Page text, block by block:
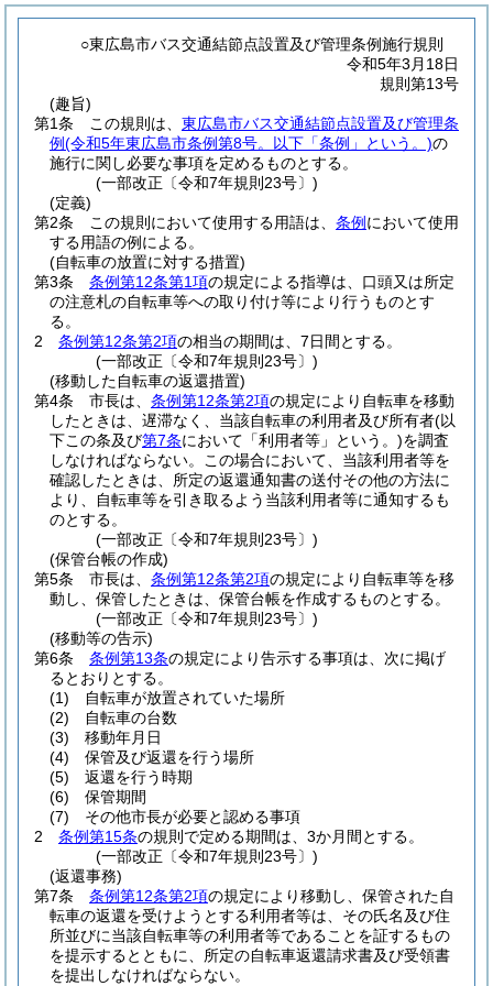
○東広島市バス交通結節点設置及び管理条例施行規則
令和5年3月18日
規則第13号
(趣旨)
第1条
この規則は、 東広島市バス交通結節点設置及び管理条
例(令和5年東広島市条例第8号。以下「条例」という。)の
施行に関し必要な事項を定めるものとする。
(一部改正〔令和7年規則23号〕)
(定義)
第2条
この規則において使用する用語は、 条例 において使用
する用語の例による。
(自転車の放置に対する措置)
第3条
条例第12条第1項の規定による指導は、口頭又は所定
の注意札の自転車等への取り付け等により行うものとす
る。
2
条例第12条第2項の相当の期間は、7日間とする。
(一部改正〔令和7年規則23号〕)
(移動した自転車の返還措置)
第4条
市長は、 条例第12条第2項の規定により自転車を移動
したときは、遅滞なく、当該自転車の利用者及び所有者(以
下この条及び第7条において「利用者等」という。)を調査
しなければならない。
この場合において、当該利用者等を
確認したときは、所定の返還通知書の送付その他の方法に
より、自転車等を引き取るよう当該利用者等に通知するも
のとする。
(一部改正〔令和7年規則23号〕)
(保管台帳の作成)
第5条
市長は、 条例第12条第2項の規定により自転車等を移
動し、保管したときは、保管台帳を作成するものとする。
(一部改正〔令和7年規則23号〕)
(移動等の告示)
第6条
条例第13条の規定により告示する事項は、次に掲げ
るとおりとする。
(1)
自転車が放置されていた場所
(2)
自転車の台数
(3)
移動年月日
(4)
保管及び返還を行う場所
(5)
返還を行う時期
(6)
保管期間
(7)
その他市長が必要と認める事項
2
条例第15条の規則で定める期間は、3か月間とする。
(一部改正〔令和7年規則23号〕)
(返還事務)
第7条
条例第12条第2項の規定により移動し、保管された自
転車の返還を受けようとする利用者等は、その氏名及び住
所並びに当該自転車等の利用者等であることを証するもの
を提示するとともに、所定の自転車返還請求書及び受領書
を提出しなければならない。